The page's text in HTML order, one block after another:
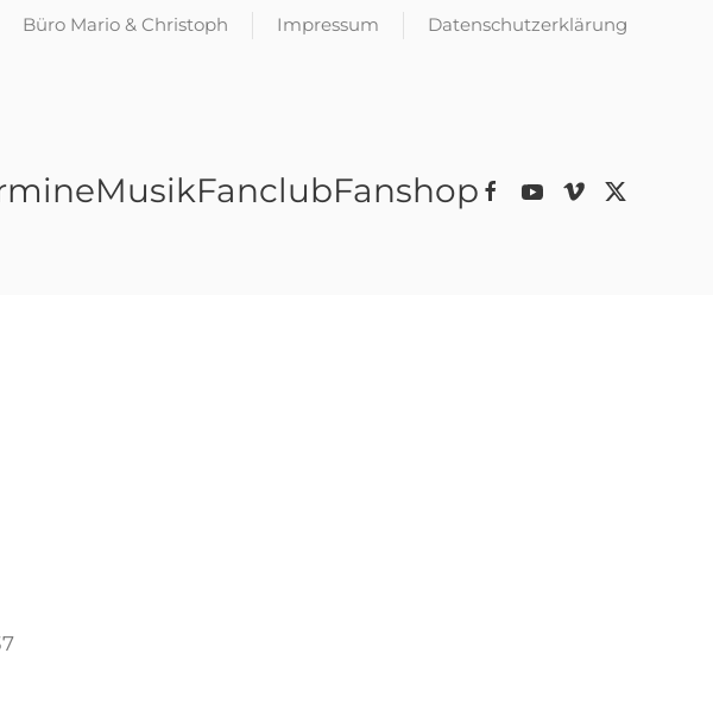
Büro Mario & Christoph Impressum Datenschutzerklärung
MusikFanclubFanshop